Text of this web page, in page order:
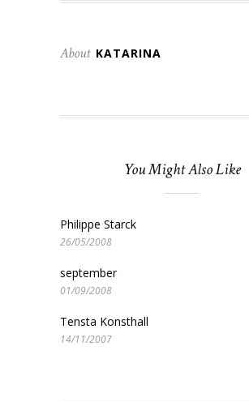
About KATARINA
You Might Also Like
Philippe Starck
26/05/2008
september
01/09/2008
Tensta Konsthall
14/11/2007